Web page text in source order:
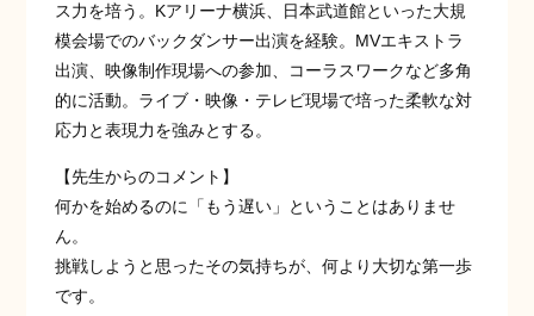
ス力を培う。Kアリーナ横浜、日本武道館といった大規
模会場でのバックダンサー出演を経験。MVエキストラ
出演、映像制作現場への参加、コーラスワークなど多角
的に活動。ライブ・映像・テレビ現場で培った柔軟な対
応力と表現力を強みとする。
【先生からのコメント】
何かを始めるのに「もう遅い」ということはありませ
ん。
挑戦しようと思ったその気持ちが、何より大切な第一歩
です。